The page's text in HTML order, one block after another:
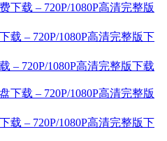
下载 – 720P/1080P高清完整版
– 720P/1080P高清完整版下载
载 – 720P/1080P高清完整版下